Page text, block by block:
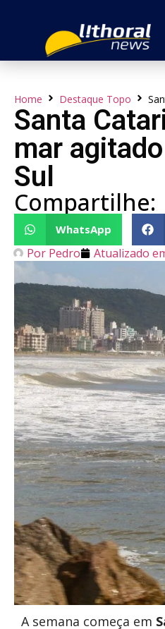
Home Destaque Topo
Santa
mar
Sul
Compartilhe:
WhatsApp
Por Pedro Atualizado
A semana começa em